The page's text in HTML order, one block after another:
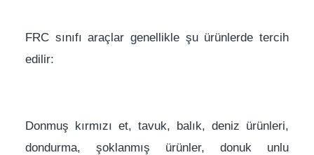
FRC sınıfı araçlar genellikle şu ürünlerde tercih
edilir:
Donmuş kırmızı et, tavuk, balık, deniz ürünleri,
dondurma, şoklanmış ürünler, donuk unlu